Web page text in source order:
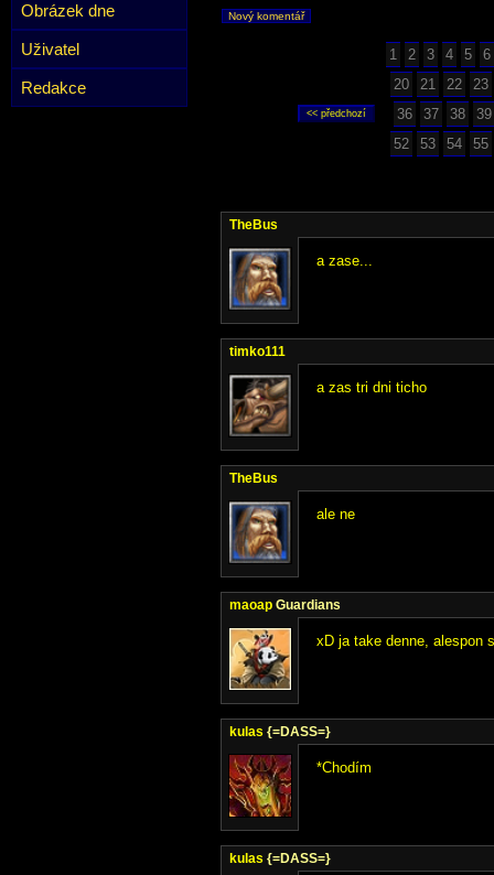
Obrázek dne
Uživatel
Redakce
Nový komentář
1 2 3 4 5
6
20
21 22
23
36
37 38
39
52
53 54 55
TheBus
a zase...
timko111
a zas tri dni ticho
TheBus
ale ne
maoap Guardians
xD ja take denne, alespon
kulas {=DASS=}
*Chodím
kulas {=DASS=}